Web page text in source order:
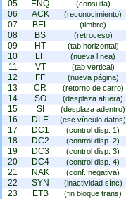
05 ENQ (consulta)
06 ACK (reconocimiento)
07 BEL (timbre)
08 BS (retroceso)
09 HT (tab horizontal)
10 LF (nueva línea)
11 VT (tab vertical)
12 FF (nueva página)
13 CR (retorno de carro)
14 SO (desplaza afuera)
15 SI (desplaza adentro)
16 DLE (esc.vínculo datos)
17 DC1 (control disp. 1)
18 DC2 (control disp. 2)
19 DC3 (control disp. 3)
20 DC4 (control disp. 4)
21 NAK (conf. negativa)
22 SYN (inactividad sínc)
23 ETB (fin bloque trans)